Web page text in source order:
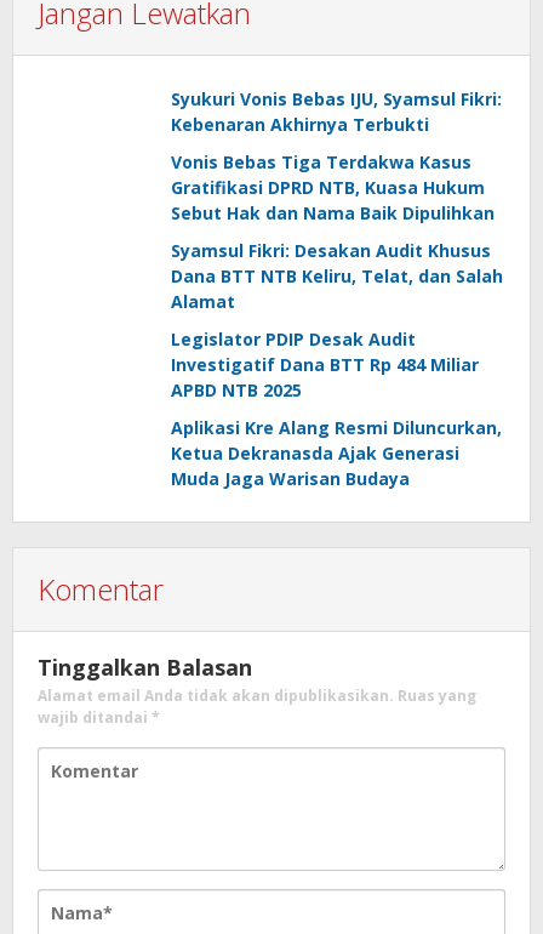
Jangan Lewatkan
Syukuri Vonis Bebas IJU, Syamsul Fikri:
Kebenaran Akhirnya Terbukti
Vonis Bebas Tiga Terdakwa Kasus
Gratifikasi DPRD NTB, Kuasa Hukum
Sebut Hak dan Nama Baik Dipulihkan
Syamsul Fikri: Desakan Audit Khusus
Dana BTT NTB Keliru, Telat, dan Salah
Alamat
Legislator PDIP Desak Audit
Investigatif Dana BTT Rp 484 Miliar
APBD NTB 2025
Aplikasi Kre Alang Resmi Diluncurkan,
Ketua Dekranasda Ajak Generasi
Muda Jaga Warisan Budaya
Komentar
Tinggalkan Balasan
Alamat email Anda tidak akan dipublikasikan. Ruas yang
wajib ditandai *